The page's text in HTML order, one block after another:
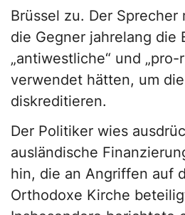
Brüssel zu. Der Sprecher
die Gegner jahrelang die
„antiwestliche“ und „pro-
verwendet hätten, um
diskreditieren.
Der Politiker wies
ausländische
hin, die an Angriffen auf
Orthodoxe Kirche